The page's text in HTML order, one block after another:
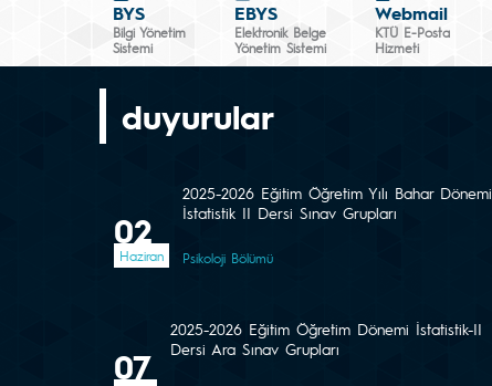
BYS
Bilgi Yönetim
Sistemi
EBYS
Elektronik Belge
Yönetim Sistemi
Webmail
KTÜ E-Posta
Hizmeti
duyurular
02
Haziran
2025-2026 Eğitim Öğretim Yılı Bahar Dönemi
İstatistik II Dersi Sınav Grupları
Psikoloji Bölümü
07
2025-2026 Eğitim Öğretim Dönemi İstatistik-II
Dersi Ara Sınav Grupları